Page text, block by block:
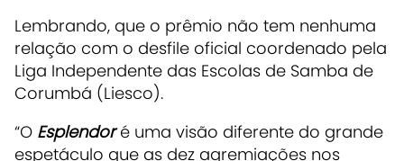
Lembrando, que o prêmio não tem nenhuma
relação com o desfile oficial coordenado pela
Liga Independente das Escolas de Samba de
Corumbá (Liesco).
“O Esplendoré uma visão diferente do grande
espetáculo que as dez agremiações nos